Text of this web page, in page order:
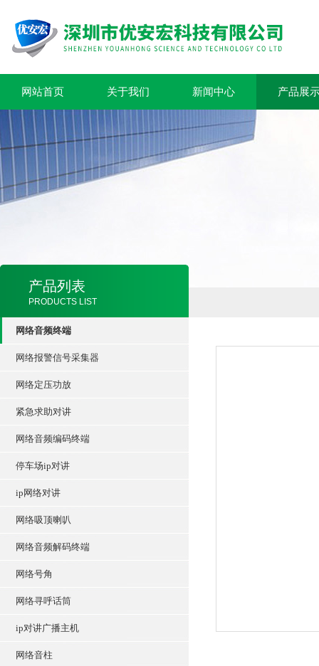
网站首页 关于我们 新闻中心 产品展
产品列表
PRODUCTS LIST
网络音频终端
网络报警信号采集器
网络定压功放
紧急求助对讲
网络音频编码终端
停车场ip对讲
ip网络对讲
网络吸顶喇叭
网络音频解码终端
网络号角
网络寻呼话筒
ip对讲广播主机
网络音柱